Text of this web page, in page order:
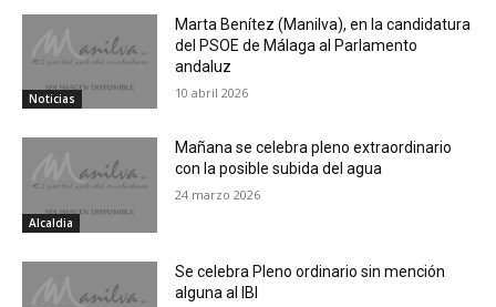
Noticias
Marta Benítez (Manilva), en la candidatura
del PSOE de Málaga al Parlamento
andaluz
10 abril 2026
Alcaldia
Mañana se celebra pleno extraordinario
con la posible subida del agua
24 marzo 2026
Se celebra Pleno ordinario sin mención
alguna al IBI